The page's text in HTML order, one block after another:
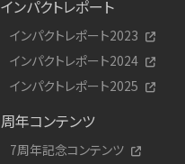
インパクトレポート
インパクトレポート2023
インパクトレポート2024
インパクトレポート2025
周年コンテンツ
7周年記念コンテンツ